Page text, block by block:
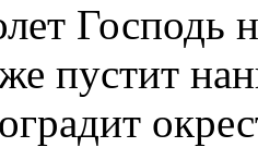
Господь
пустит